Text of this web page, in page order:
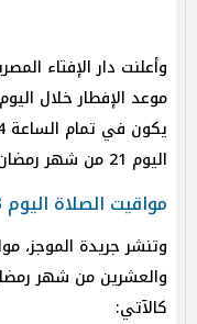
وأعلنت دار الإفتاء
موعد الإفطار خلال
اليوم 21 من شهر رمضان في تمام الساعة 6:14 مساءً.
مواقيت الصلاة اليوم 23 رمضان 2024
وتنشر جريدة الموجز،
والعشرين من شهر
كالآتي: